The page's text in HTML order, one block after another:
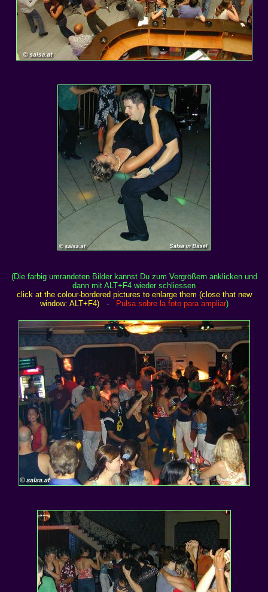
(Die farbig umrandeten Bilder kannst Du zum Vergrößern anklicken und
dann mit ALT+F4 wieder schliessen
click at the colour-bordered pictures to enlarge them (close that new
window: ALT+F4)
- Pulsa sobre la foto para ampliar)